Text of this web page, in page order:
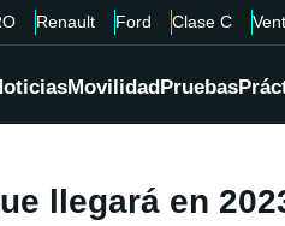
Renault Ford Clase C
MovilidadPruebas
llegará en